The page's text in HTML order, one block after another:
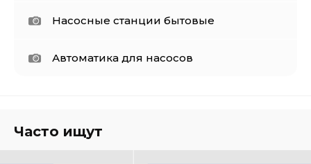
Насосные станции бытовые
Автоматика для насосов
Часто ищут